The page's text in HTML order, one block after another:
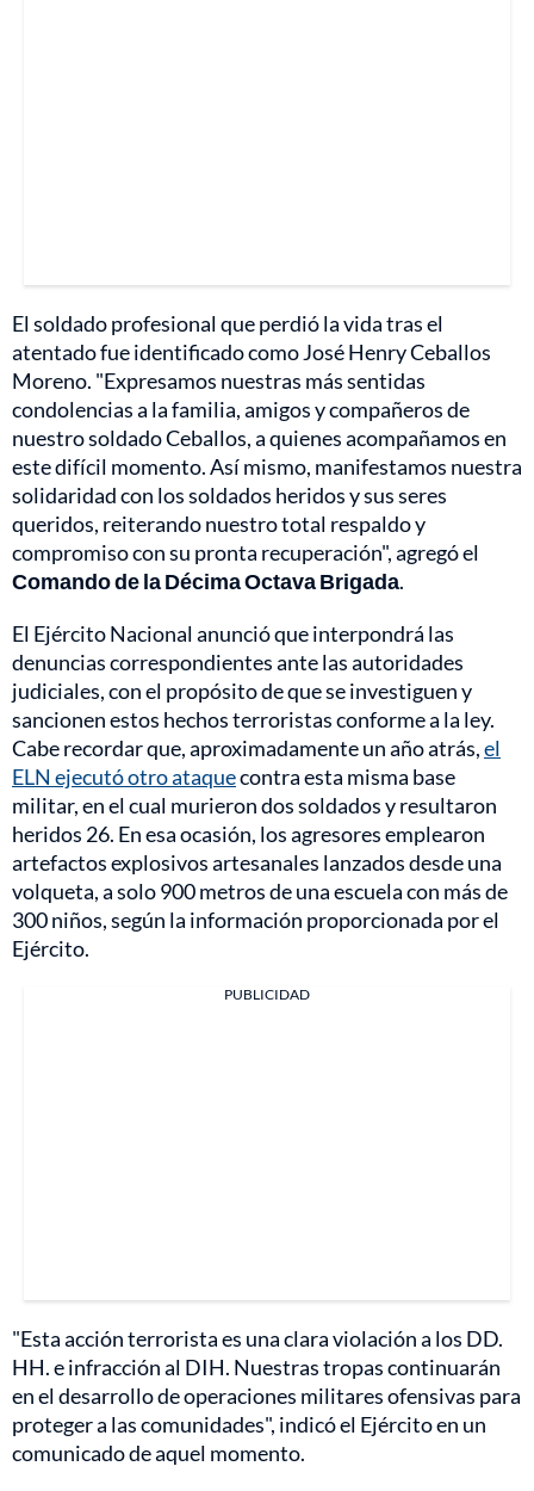
El soldado profesional que perdió la vida tras el
atentado fue identificado como José Henry Ceballos
Moreno. "Expresamos nuestras más sentidas
condolencias a la familia, amigos y compañeros de
nuestro soldado Ceballos, a quienes acompañamos en
este difícil momento. Así mismo, manifestamos nuestra
solidaridad con los soldados heridos y sus seres
queridos, reiterando nuestro total respaldo y
compromiso con su pronta recuperación", agregó el
Comando de la Décima Octava Brigada.
El Ejército Nacional anunció que interpondrá las
denuncias correspondientes ante las autoridades
judiciales, con el propósito de que se investiguen y
sancionen estos hechos terroristas conforme a la ley.
Cabe recordar que, aproximadamente un año atrás,el
ELN ejecutó otro ataquecontra esta misma base
militar, en el cual murieron dos soldados y resultaron
heridos 26. En esa ocasión, los agresores emplearon
artefactos explosivos artesanales lanzados desde una
volqueta, a solo 900 metros de una escuela con más de
300 niños, según la información proporcionada por el
Ejército.
PUBLICIDAD
"Esta acción terrorista es una clara violación a los DD.
HH. e infracción al DIH. Nuestras tropas continuarán
en el desarrollo de operaciones militares ofensivas para
proteger a las comunidades", indicó el Ejército en un
comunicado de aquel momento.